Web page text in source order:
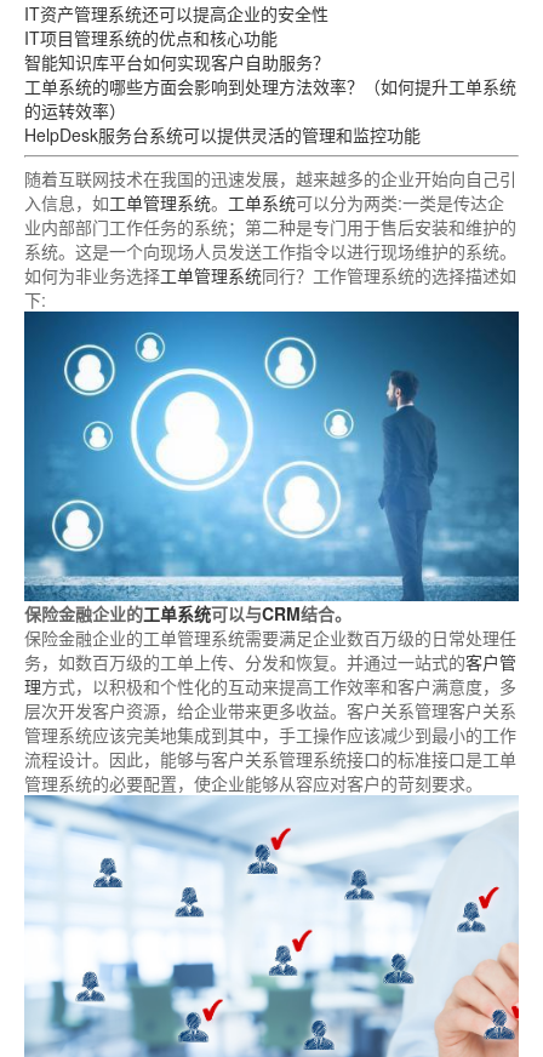
IT资产管理系统还可以提高企业的安全性
IT项目管理系统的优点和核心功能
智能知识库平台如何实现客户自助服务？
工单系统的哪些方面会影响到处理方法效率？（如何提升工单系统
的运转效率）
HelpDesk服务台系统可以提供灵活的管理和监控功能
随着互联网技术在我国的迅速发展，越来越多的企业开始向自己引
入信息，如工单管理系统。 工单系统可以分为两类:一类是传达企
业内部部门工作任务的系统；第二种是专门用于售后安装和维护的
系统。这是一个向现场人员发送工作指令以进行现场维护的系统。
如何为非业务选择工单管理系统同行？工作管理系统的选择描述如
下:
保险金融企业的工单系统可以与CRM结合。
保险金融企业的工单管理系统需要满足企业数百万级的日常处理任
务，如数百万级的工单上传、分发和恢复。并通过一站式的客户管
理方式，以积极和个性化的互动来提高工作效率和客户满意度，多
层次开发客户资源，给企业带来更多收益。客户关系管理客户关系
管理系统应该完美地集成到其中，手工操作应该减少到最小的工作
流程设计。因此，能够与客户关系管理系统接口的标准接口是工单
管理系统的必要配置，使企业能够从容应对客户的苛刻要求。